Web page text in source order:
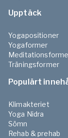
Upptäck
Yogapositioner
Yogaformer
Träningsformer
Populärt
Klimakteriet
Yoga Nidra
Sömn
Rehab & prehab